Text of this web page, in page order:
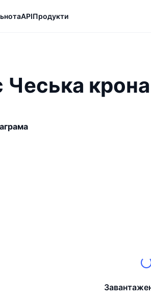
APIПродукти